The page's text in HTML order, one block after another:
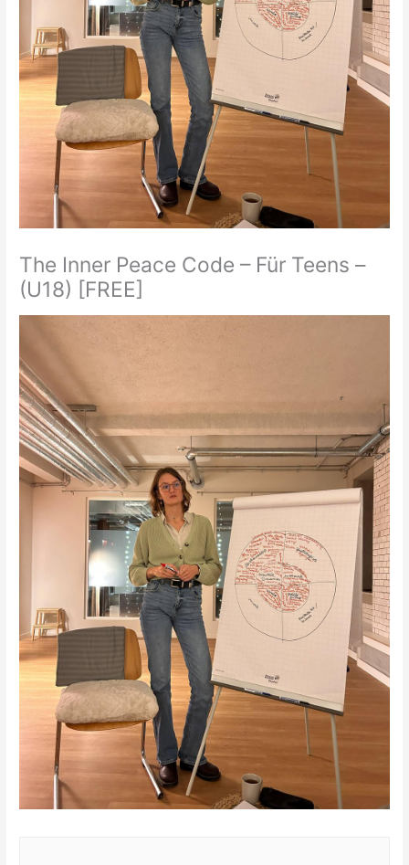
The Inner Peace Code – Für Teens –
(U18) [FREE]